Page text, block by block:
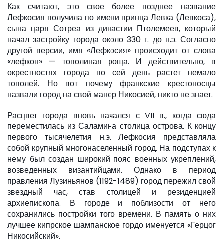
Как считают, это свое более позднее название
Лефкосия получила по имени принца Левка (Левкоса),
сына царя Сотреа из династии Птолемеев, который
начал застройку города около 330 г. до н.э. Согласно
другой версии, имя «Лефкосия» происходит от слова
«лефкон» — тополиная роща. И действительно, в
окрестностях города по сей день растет немало
тополей. Но вот почему франкские крестоносцы
назвали город на свой манер Никосией, никто не знает.
Расцвет города вновь начался с VII в., когда сюда
переместилась из Саламина столица острова. К концу
первого тысячелетия н.э. Лефкосия представляла
собой крупный многонаселенный город. На подступах к
нему был создан широкий пояс военных укреплений,
возведенных византийцами. Однако в период
правления Лузиньянов (1192-1489) город пережил свой
звездный час, став столицей и резиденцией
архиепископа. В городе и поблизости от него
сохранились постройки того времени. В память о них
лучшее кипрское шампанское гордо именуется «Герцог
Никосийский».